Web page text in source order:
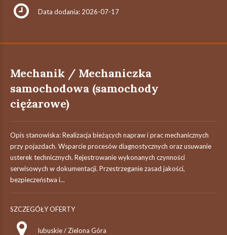
Data dodania: 2026-07-17
Mechanik / Mechaniczka
samochodowa (samochody
ciężarowe)
Opis stanowiska: Realizacja bieżących napraw i prac mechanicznych
przy pojazdach. Wsparcie procesów diagnostycznych oraz usuwanie
usterek technicznych. Rejestrowanie wykonanych czynności
serwisowych w dokumentacji. Przestrzeganie zasad jakości,
bezpieczeństwa i...
SZCZEGÓŁY OFERTY
lubuskie / Zielona Góra